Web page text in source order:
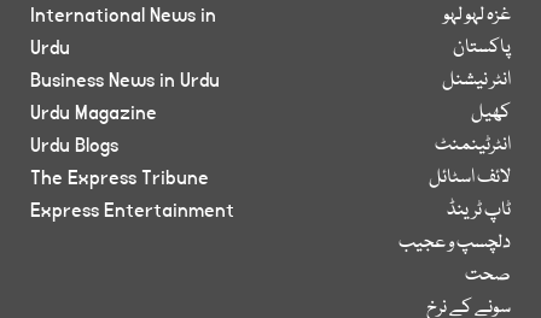
غزہ لہو لہو
پاکستان
انٹر نیشنل
کھیل
انٹرٹینمنٹ
لائف اسٹائل
ٹاپ ٹرینڈ
دلچسپ و عجیب
صحت
سونے کے نرخ
International News in
Urdu
Business News in Urdu
Urdu Magazine
Urdu Blogs
The Express Tribune
Express Entertainment